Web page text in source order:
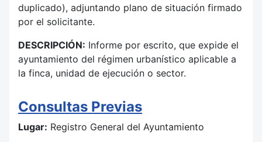
duplicado), adjuntando plano de situación firmado
por el solicitante.
DESCRIPCIÓN: Informe por escrito, que expide el
ayuntamiento del régimen urbanístico aplicable a
la finca, unidad de ejecución o sector.
Consultas Previas
Lugar: Registro General del Ayuntamiento